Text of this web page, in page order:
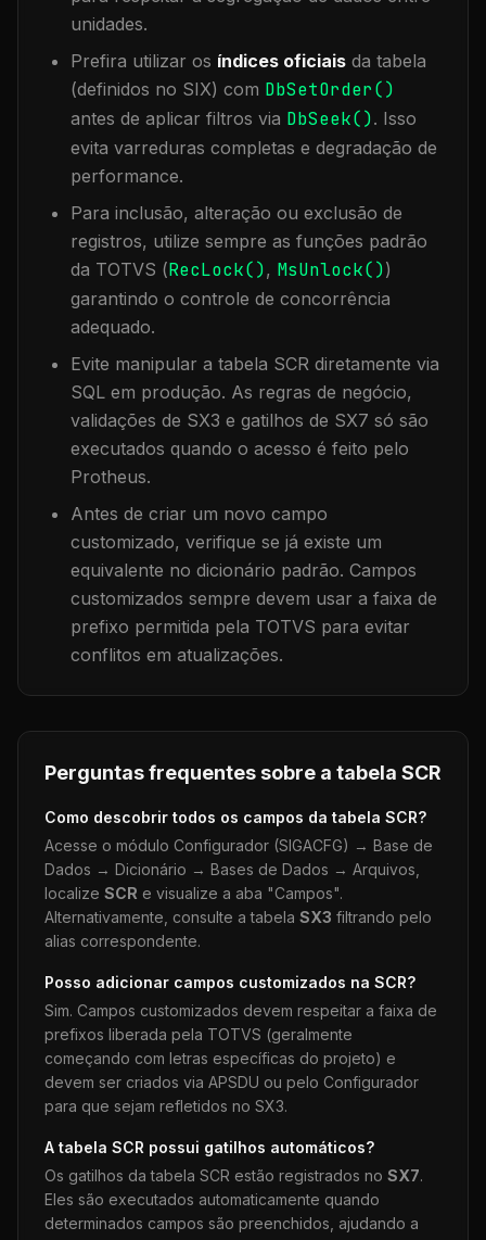
unidades.
Prefira utilizar os índices oficiais da tabela
(definidos no SIX) com DbSetOrder()
antes de aplicar filtros via DbSeek(). Isso
evita varreduras completas e degradação de
performance.
Para inclusão, alteração ou exclusão de
registros, utilize sempre as funções padrão
da TOTVS (RecLock(), MsUnlock())
garantindo o controle de concorrência
adequado.
Evite manipular a tabela SCR diretamente via
SQL em produção. As regras de negócio,
validações de SX3 e gatilhos de SX7 só são
executados quando o acesso é feito pelo
Protheus.
Antes de criar um novo campo
customizado, verifique se já existe um
equivalente no dicionário padrão. Campos
customizados sempre devem usar a faixa de
prefixo permitida pela TOTVS para evitar
conflitos em atualizações.
Perguntas frequentes sobre a tabela SCR
Como descobrir todos os campos da tabela SCR?
Acesse o módulo Configurador (SIGACFG) → Base de
Dados → Dicionário → Bases de Dados → Arquivos,
localize SCR e visualize a aba "Campos".
Alternativamente, consulte a tabela SX3 filtrando pelo
alias correspondente.
Posso adicionar campos customizados na SCR?
Sim. Campos customizados devem respeitar a faixa de
prefixos liberada pela TOTVS (geralmente
começando com letras específicas do projeto) e
devem ser criados via APSDU ou pelo Configurador
para que sejam refletidos no SX3.
A tabela SCR possui gatilhos automáticos?
Os gatilhos da tabela SCR estão registrados no SX7.
Eles são executados automaticamente quando
determinados campos são preenchidos, ajudando a